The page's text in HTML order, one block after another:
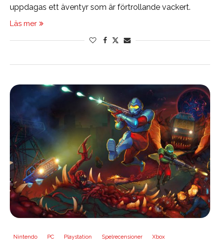
uppdagas ett äventyr som är förtrollande vackert.
Läs mer
Nintendo PC Playstation Spelrecensioner Xbox